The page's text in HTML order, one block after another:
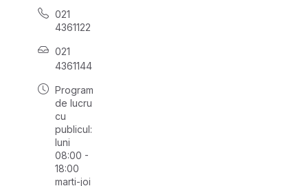
021
4361122
021
4361144
Program
de lucru
cu
publicul:
luni
08:00 -
18:00
marți-joi